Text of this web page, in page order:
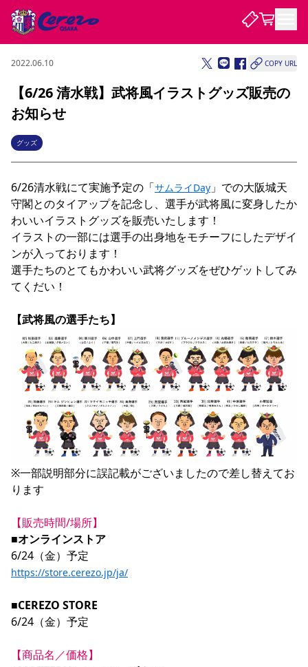
試合・チーム
試合について
試合日程 / 結果
チームについて
選手・スタッフ スケジュール メディア情報 アクセス レディース
アカデミー ハナサカプレーヤー 歴代所属選手
観戦する
チケット
チケット情報 販売スケジュール 価格・席種
購入方法
シーズンシート 法人シーズンシート 福祉サービス 団体チケット
特定興行入場券
譲渡サービス リセールサービス
観戦ガイド
初めて観戦ガイド キッズ向けサービス
観戦マナー&ルール ビジターサポーター観戦ガイド 公式アプリ
スタジアム
YANMAR HANASAKA STADIUM
DAZNで観戦
DAZNで観戦
アウェイツアー
アウェイツアー
よくある質問
よくある質問
クラブを知る
セレッソ大阪について
クラブ紹介 沿革 シーズン記録 求人情報
サポートする
パートナー企業募集中
セレッソアイデアちょうだいな
サステナビリティポリシー SDGsのゴール
インパクトレポート
活動レポート
SPORT POSITIVE LEAGUES 取り組み実績
スポーツクラブ
スポーツクラブ
関連団体/施設
長居公園 セレッソフットサルパーク
セレッソフットサルパーク長居
セレッソスポーツパーク舞洲 YANMAR HANASAKA STADIUM
セレッソ大阪アカデミー
大人のサッカースクール
ファンクラブ
ファンクラブ
SAKURA SOCIO
まいセレチケット
ニュース
すべて チーム グッズ
ホームタウン
パートナー スポーツクラブ メディア 30周年
アカデミー
2022.06.10 COPY URL
【6/26 清水戦】武将風イラストグッズ販売の
お知らせ
グッズ
6/26清水戦にて実施予定の「サムライDay 」での大阪城天
守閣とのタイアップを記念し、選手が武将風に変身したか
わいいイラストグッズを販売いたします！
イラストの一部には選手の出身地をモチーフにしたデザイ
ンが入っております！
選手たちのとてもかわいい武将グッズをぜひゲットしてみ
てくだい！
【武将風の選手たち】
※一部説明部分に誤記載がございましたので差し替えてお
ります
【販売時間/場所】
■オンラインストア
https://store.cerezo.jp/ja/
■CEREZO STORE
6/24（金）予定
【商品名／価格】